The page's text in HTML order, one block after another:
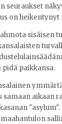
on
sisäisen
paikkansa.
aikaan